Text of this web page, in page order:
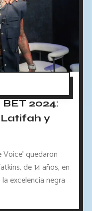
2024:
Latifah y
Voice' quedaron
de 14 años, en
excelencia negra